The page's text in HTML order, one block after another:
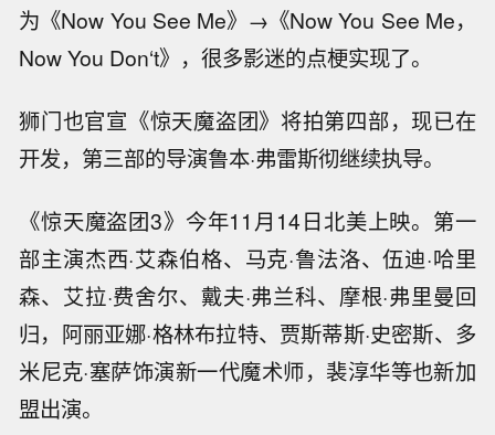
为《Now You See Me》→《Now You See Me，
Now You Don‘t》，很多影迷的点梗实现了。
狮门也官宣《惊天魔盗团》将拍第四部，现已在
开发，第三部的导演鲁本·弗雷斯彻继续执导。
《惊天魔盗团3》今年11月14日北美上映。第一
部主演杰西·艾森伯格、马克·鲁法洛、伍迪·哈里
森、艾拉·费舍尔、戴夫·弗兰科、摩根·弗里曼回
归，阿丽亚娜·格林布拉特、贾斯蒂斯·史密斯、多
米尼克·塞萨饰演新一代魔术师，裴淳华等也新加
盟出演。